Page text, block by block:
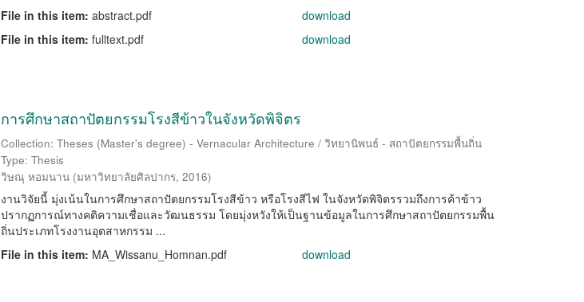
File in this item: abstract.pdf
download
File in this item: fulltext.pdf download
การศึกษาสถาปัตยกรรมโรงสีข้าวในจังหวัดพิจิตร
Collection: Theses (Master's degree) - Vernacular Architecture / วิทยานิพนธ์ - สถาปัตยกรรมพื้นถิ่น
Type: Thesis
วิษณุ หอมนาน (มหาวิทยาลัยศิลปากร, 2016)
งานวิจัยนี้ มุ่งเน้นในการศึกษาสถาปัตยกรรมโรงสีข้าว หรือโรงสีไฟ ในจังหวัดพิจิตรรวมถึงการค้าข้าว
ปรากฏการณ์ทางคติความเชื่อและวัฒนธรรม โดยมุ่งหวังให้เป็นฐานข้อมูลในการศึกษาสถาปัตยกรรมพื้น
ถิ่นประเภทโรงงานอุตสาหกรรม ...
File in this item: MA_Wissanu_Homnan.pdf download